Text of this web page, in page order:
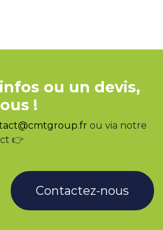
ou un devis,
!
ou via notre
👉
Contactez-nous